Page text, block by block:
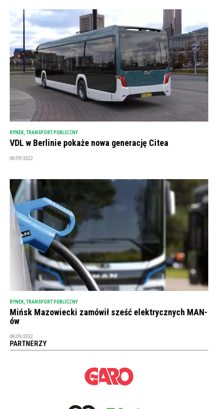
RYNEK TRANSPORT PUBLICZNY
VDL w Berlinie pokaże nowa generację Citea
08/09/2022
RYNEK TRANSPORT PUBLICZNY
Mińsk Mazowiecki zamówił sześć elektrycznych MAN-
ów
08/09/2022
PARTNERZY